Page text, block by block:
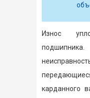
Износ
карданного